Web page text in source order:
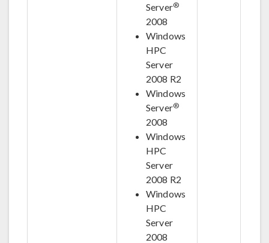
Server®
2008
Windows
HPC
Server
2008 R2
Windows
Server®
2008
Windows
HPC
Server
2008 R2
Windows
HPC
Server
2008